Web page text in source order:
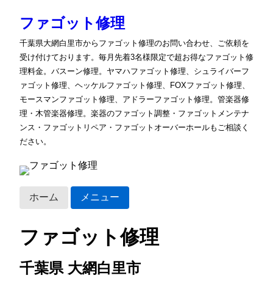
ファゴット修理
千葉県大網白里市からファゴット修理のお問い合わせ、ご依頼を
受け付けております。毎月先着3名様限定で超お得なファゴット修
理料金。バスーン修理。ヤマハファゴット修理、シュライバーフ
ァゴット修理、ヘッケルファゴット修理、FOXファゴット修理、
モースマンファゴット修理、アドラーファゴット修理。管楽器修
理・木管楽器修理。楽器のファゴット調整・ファゴットメンテナ
ンス・ファゴットリペア・ファゴットオーバーホールもご相談く
ださい。
ホーム メニュー
ファゴット修理
千葉県 大網白里市